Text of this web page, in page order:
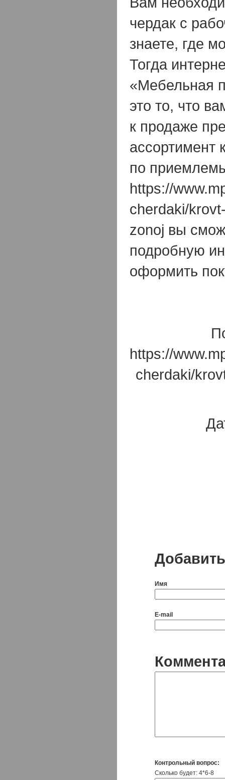
чердак с
знаете, где
Тогда
«Мебельная
это то, что
к продаже
ассортимент
по
https://
cherdaki/
zonoj вы
подробную
оформить
https://
cherdaki/
Имя
E-mail
Контрольный вопрос:
Сколько будет: 4*6-8